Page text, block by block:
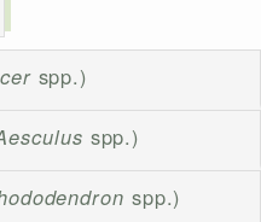
spp.)
spp.)
spp.)